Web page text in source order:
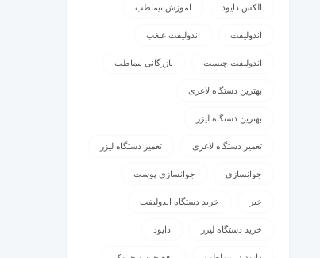
الکس دایود اموزش نیماطب
اندولیفت اندولیفت غبغب
اندولیفت چیست بازرگانی نیماطب
بهترین دستگاه لاغری
بهترین دستگاه لیزر
تعمیر دستگاه لاغری تعمیر دستگاه لیزر
جوانسازی جوانسازی پوست
خبر خرید دستگاه اندولیفت
خرید دستگاه لیزر دایود